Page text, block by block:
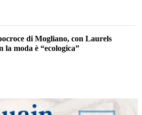
di Mogliano, con Laurels
la moda è “ecologica”